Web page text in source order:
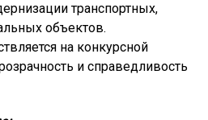
транспортных,
объектов.
на конкурсной
и справедливость